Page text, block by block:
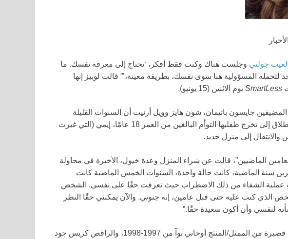
ألغيت جولتي وجلست هناك وكنت فقط أفكر، ‘تحتاج إلى معرفة نفسك. ما
المسؤولية هنا سوى نفسك، بطريقة معينة،’” قالت لوبيز إنها
SmartLess يوم الاثنين (15 يونيو).
جايسون باتيمان، شون هايز وويل أرنيت أن السنوات القليلة
الماضية كانت مليئة بالاضطرابات، من الطلاق إلى تخرج طفليها التوأم البالغين من العمر 18 عامًا، إيمي (التي غيرت
إلى منزل جديد.
الماضيين”، قالت عن شراء المنزل وعدة خيول، الأخيرة في محاولة
سنة الماضية، كانت حالة واحدة، السنوات الخمس الماضية كانت
عملية الشفاء من ذلك الاضطراب حيث تعرفت حقًا على نفسي. الشخص
الذي كنت عليه حتى قبل عامين، إنه جنوني. والآن يمكنني حقًا النظر
لنفسي وأن أكون سعيدة حقًا.”
لوبيز، 56 عامًا، التي كانت متزوجة لفترة قصيرة من الممثل/المنتج أوخاني نوآ من 1997-1998، والراقص كريس جود